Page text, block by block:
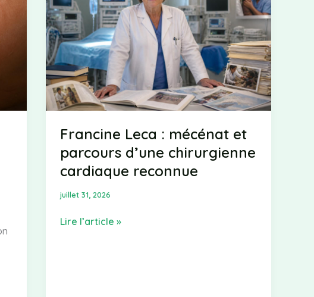
Francine Leca : mécénat et
parcours d’une chirurgienne
cardiaque reconnue
juillet 31, 2026
Francine
Lire l’article »